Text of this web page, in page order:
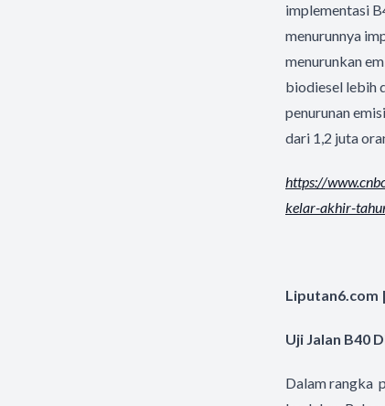
implementasi
menurunnya
menurunkan
biodiesel lebih
penurunan
dari 1,2 juta
https://
kelar-akhir-
Liputan6.com
Uji Jalan B40
Dalam rangka